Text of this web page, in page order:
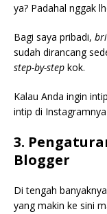
ya? Padahal nggak
Bagi saya pribadi,
sudah dirancang
step-by-step kok.
Kalau Anda ingin
intip di
3.
Blogger
Di tengah
yang makin ke sini